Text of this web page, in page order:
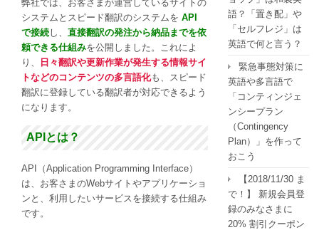
「翻
訳
API」、
2
月
1
日
か
提
開
始
は
弊社では、お客さまが運営しているサイトの
システムとスピード翻訳のシステムを API
で接続し、 直接翻訳の発注から納品までを依
頼できる仕組みを公開しました。これによ
り、
日々翻訳や更新作業が発生する情報サイ
トなどのコンテンツの多言語化も、スピード
翻訳に登録している翻訳者が対応できるよう
になります。
APIとは？
API（Application Programming Interface）
は、お客さまのWebサイトやアプリケーショ
ンと、利用したいサービスを接続する仕組み
です。
語？「置き配」や
「セルフレジ」は
英語で何と言う？
緊急事態対策に
英語や多言語で
「コンティンジェ
ンシープラン
（Contingency
Plan）」を作って
おこう
【2018/11/30 ま
で！】 新規会員登
録のみなさまに
20% 割引クーポン